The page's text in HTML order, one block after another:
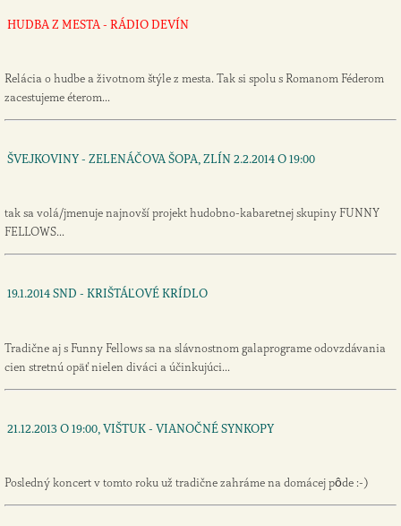
HUDBA Z MESTA - RÁDIO DEVÍN
Relácia o hudbe a životnom štýle z mesta. Tak si spolu s Romanom Féderom
zacestujeme éterom...
ŠVEJKOVINY - ZELENÁČOVA ŠOPA, ZLÍN 2.2.2014 O 19:00
tak sa volá/jmenuje najnovší projekt hudobno-kabaretnej skupiny FUNNY
FELLOWS...
19.1.2014 SND - KRIŠTÁĽOVÉ KRÍDLO
Tradične aj s Funny Fellows sa na slávnostnom galaprograme odovzdávania
cien stretnú opäť nielen diváci a účinkujúci...
21.12.2013 O 19:00, VIŠTUK - VIANOČNÉ SYNKOPY
Posledný koncert v tomto roku už tradične zahráme na domácej pôde :-)